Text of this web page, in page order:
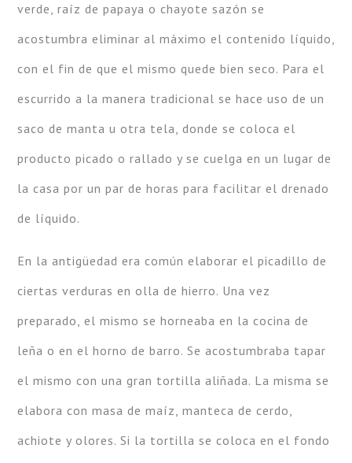
verde, raíz de papaya o chayote sazón se
acostumbra eliminar al máximo el contenido líquido,
con el fin de que el mismo quede bien seco. Para el
escurrido a la manera tradicional se hace uso de un
saco de manta u otra tela, donde se coloca el
producto picado o rallado y se cuelga en un lugar de
la casa por un par de horas para facilitar el drenado
de líquido.
En la antigüedad era común elaborar el picadillo de
ciertas verduras en olla de hierro. Una vez
preparado, el mismo se horneaba en la cocina de
leña o en el horno de barro. Se acostumbraba tapar
el mismo con una gran tortilla aliñada. La misma se
elabora con masa de maíz, manteca de cerdo,
achiote y olores. Si la tortilla se coloca en el fondo